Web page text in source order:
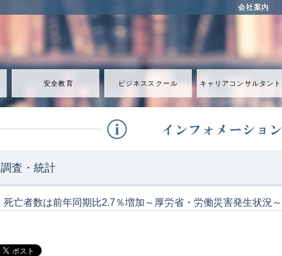
会社案内
安全教育 ビジネススクール キャリアコンサルタント
調査・統計
死亡者数は前年同期比2.7％増加～厚労省・労働災害発生状況～